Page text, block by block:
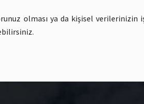
olması ya da kişisel